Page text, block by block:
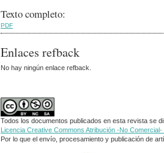
Texto completo:
PDF
Enlaces refback
No hay ningún enlace refback.
Todos los documentos publicados en esta revista se
Licencia Creative Commons Atribución -No
Por lo que el envío, procesamiento y publicación de